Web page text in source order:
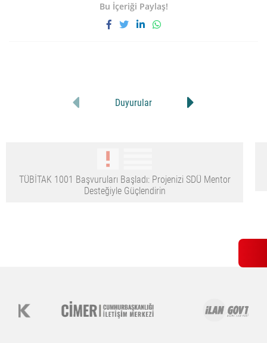
Bu İçeriği Paylaş!
Duyurular
TÜBİTAK 1001 Başvuruları Başladı: Projenizi SDÜ Mentor
Desteğiyle Güçlendirin